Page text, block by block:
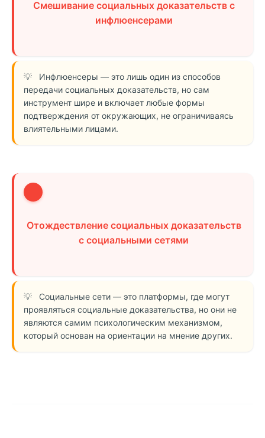
Смешивание социальных доказательств с
инфлюенсерами
Инфлюенсеры — это лишь один из способов
передачи социальных доказательств, но сам
инструмент шире и включает любые формы
подтверждения от окружающих, не ограничиваясь
влиятельными лицами.
Отождествление социальных доказательств
с социальными сетями
Социальные сети — это платформы, где могут
проявляться социальные доказательства, но они не
являются самим психологическим механизмом,
который основан на ориентации на мнение других.